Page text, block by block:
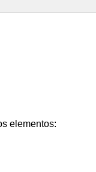
elementos: